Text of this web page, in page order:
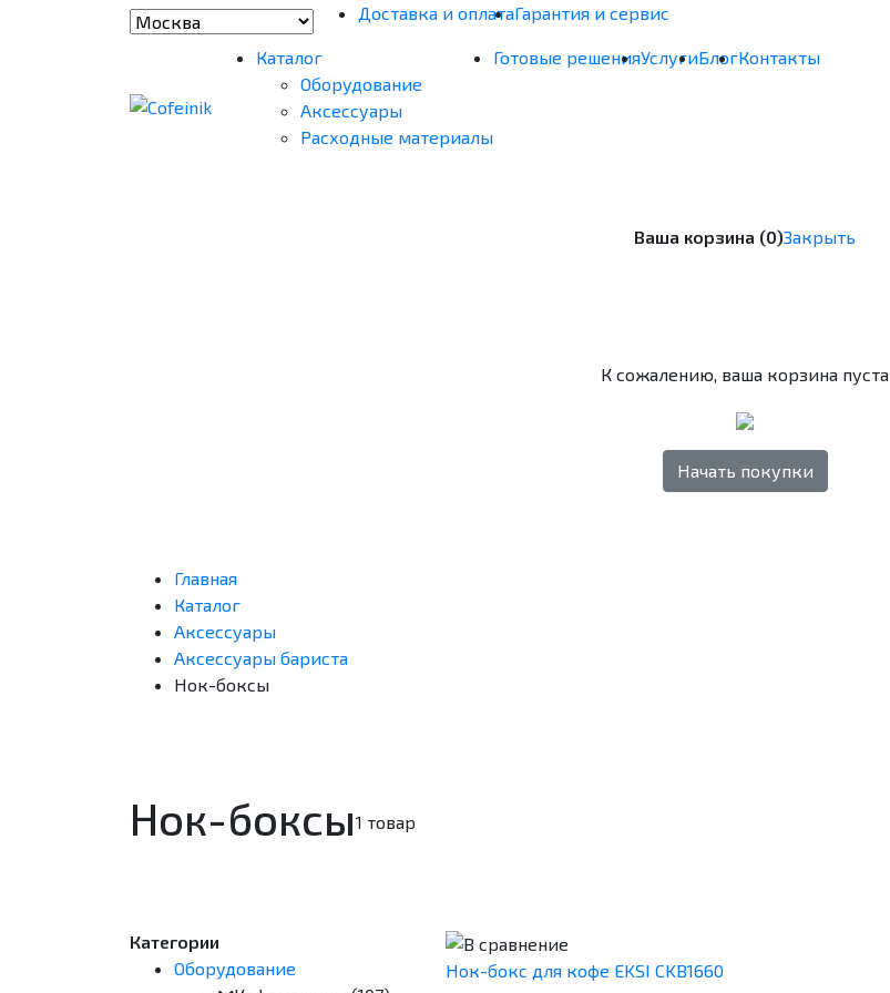
Доставка и оплатаГарантия и сервис
Каталог
Оборудование
Аксессуары
Расходные материалы
Готовые решенияУслугиБлогКонтакты
Ваша корзина (0)Закрыть
К сожалению, ваша корзина пуста
Начать покупки
Главная
Каталог
Аксессуары
Аксессуары бариста
Нок-боксы
Нок-боксы1 товар
Категории
Оборудование
Нок-бокс для кофе EKSI CKB1660